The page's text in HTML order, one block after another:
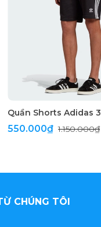
Quần Shorts Adidas
550.000₫1.150.000₫
CHÚNG TÔI